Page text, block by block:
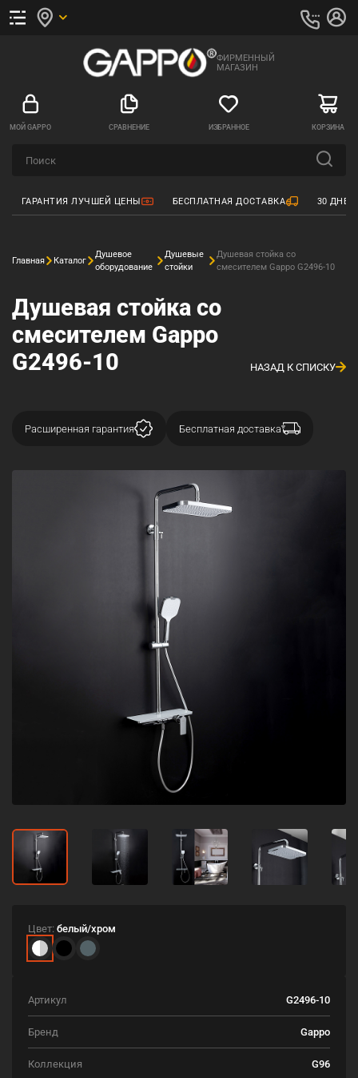
ФИРМЕННЫЙ
МАГАЗИН
МОЙ GAPPO СРАВНЕНИЕ ИЗБРАННОЕ КОРЗИНА
ГАРАНТИЯ ЛУЧШЕЙ ЦЕНЫ БЕСПЛАТНАЯ ДОСТАВКА 30
Главная Каталог
Душевое
оборудование
Душевые
стойки
Душевая стойка со
смесителем Gappo G2496-10
Душевая стойка со
смесителем Gappo
G2496-10
НАЗАД К СПИСКУ
Расширенная гарантия Бесплатная доставка
Цвет: белый/хром
Артикул G2496-10
Бренд Gappo
Коллекция G96